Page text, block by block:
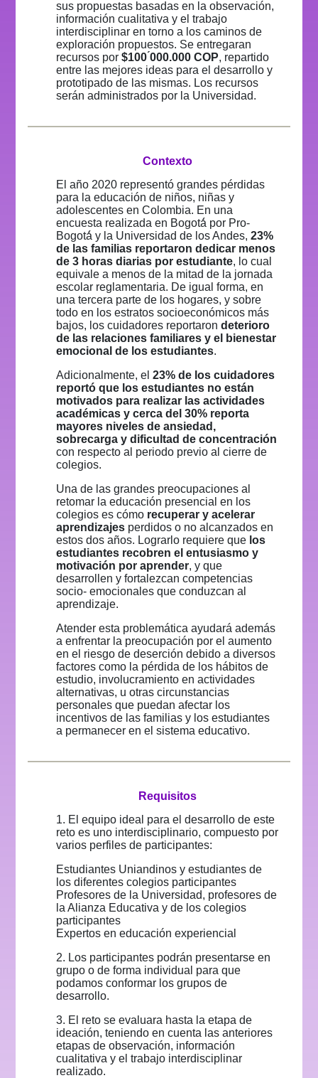
sus propuestas basadas en la observación,
información cualitativa y el trabajo
interdisciplinar en torno a los caminos de
exploración propuestos. Se entregaran
recursos por$100 ́000.000 COP, repartido
entre las mejores ideas para el desarrollo y
prototipado de las mismas. Los recursos
serán administrados por la Universidad.
Contexto
El año 2020 representó grandes pérdidas
para la educación de niños, niñas y
adolescentes en Colombia. En una
encuesta realizada en Bogotá́ por Pro-
Bogotá́ y la Universidad de los Andes,23%
de las familias reportaron dedicar menos
de 3 horas diarias por estudiante, lo cual
equivale a menos de la mitad de la jornada
escolar reglamentaria. De igual forma, en
una tercera parte de los hogares, y sobre
todo en los estratos socioeconómicos más
bajos, los cuidadores reportarondeterioro
de las relaciones familiares y el bienestar
emocional de los estudiantes.
Adicionalmente, el23% de los cuidadores
reportó que los estudiantes no están
motivados para realizar las actividades
académicas y cerca del 30% reporta
mayores niveles de ansiedad,
sobrecarga y dificultad de concentración
con respecto al periodo previo al cierre de
colegios.
Una de las grandes preocupaciones al
retomar la educación presencial en los
colegios es cómo recuperar y acelerar
aprendizajes perdidos o no alcanzados en
estos dos años. Lograrlo requiere que los
estudiantes recobren el entusiasmo y
motivación por aprender, y que
desarrollen y fortalezcan competencias
socio- emocionales que conduzcan al
aprendizaje.
Atender esta problemática ayudará además
a enfrentar la preocupación por el aumento
en el riesgo de deserción debido a diversos
factores como la pérdida de los hábitos de
estudio, involucramiento en actividades
alternativas, u otras circunstancias
personales que puedan afectar los
incentivos de las familias y los estudiantes
a permanecer en el sistema educativo.
Requisitos
1. El equipo ideal para el desarrollo de este
reto es uno interdisciplinario, compuesto por
varios perfiles de participantes:
Estudiantes Uniandinos y estudiantes de
los diferentes colegios participantes
Profesores de la Universidad, profesores de
la Alianza Educativa y de los colegios
participantes
Expertos en educación experiencial
2. Los participantes podrán presentarse en
grupo o de forma individual para que
podamos conformar los grupos de
desarrollo.
3. El reto se evaluara hasta la etapa de
ideación, teniendo en cuenta las anteriores
etapas de observación, información
cualitativa y el trabajo interdisciplinar
realizado.